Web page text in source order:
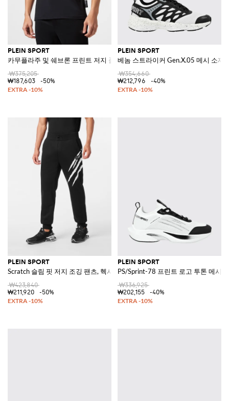
PLEIN SPORT
카무플라주 및 쉐브론 프린트 저지 폴로 셔츠
₩375,205
₩187,603
-50%
PLEIN SPORT
베놈 스트라이커 Gen.X.05 메시 소재
₩354,660
₩212,796
-40%
PLEIN SPORT
Scratch 슬림 핏 저지 조깅 팬츠, 헥사곤 로고 포함
₩423,840
₩211,920
-50%
PLEIN SPORT
PS/Sprint-78 프린트 로고 투톤 메시
₩336,925
₩202,155
-40%